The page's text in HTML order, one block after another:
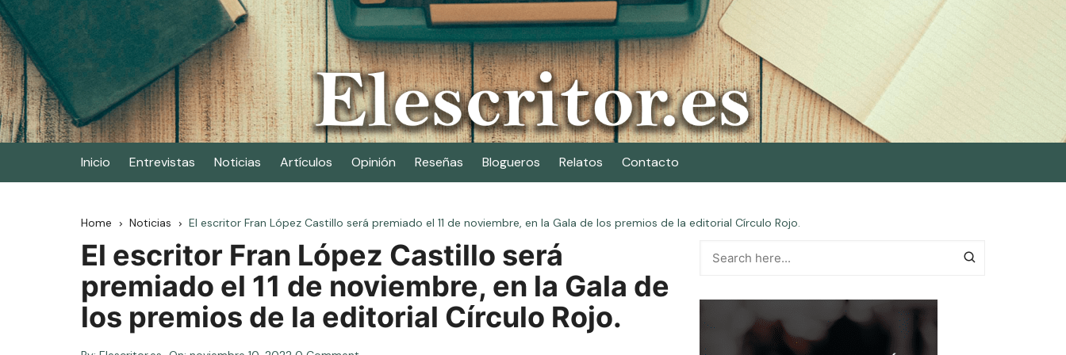
Skip
to
content
Elescritor.es
El periódico digital de los escritores
Inicio Entrevistas Noticias Artículos Opinión Reseñas Blogueros Relatos Contacto
Home Noticias El escritor Fran López Castillo será premiado el 11 de noviembre, en la Gala de los premios de la editorial Círculo Rojo.
El escritor Fran López Castillo será
premiado el 11 de noviembre, en la Gala de
los premios de la editorial Círculo Rojo.